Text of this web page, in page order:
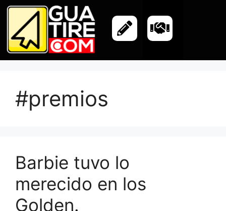
#premios
Barbie tuvo lo
merecido en los
Golden.